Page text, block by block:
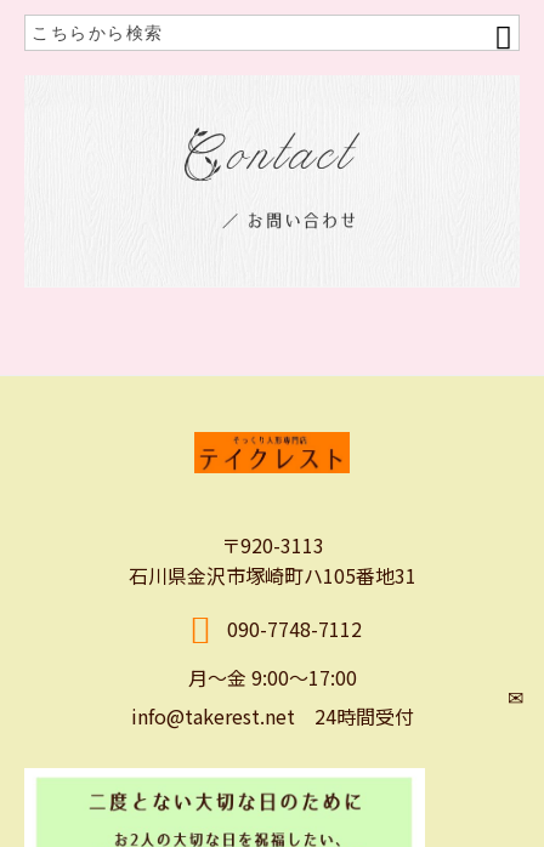
〒920-3113
石川県金沢市塚崎町ハ105番地31
090-7748-7112
月～金 9:00～17:00
✉
info@takerest.net 24時間受付